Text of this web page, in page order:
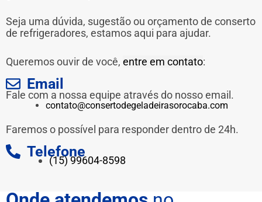
Seja uma dúvida, sugestão ou orçamento de conserto
de refrigeradores, estamos aqui para ajudar.
Queremos ouvir de você, entre em contato:
Email
Fale com a nossa equipe através do nosso email.
contato@consertodegeladeirasorocaba.com
Faremos o possível para responder dentro de 24h.
Telefone
(15) 99604-8598